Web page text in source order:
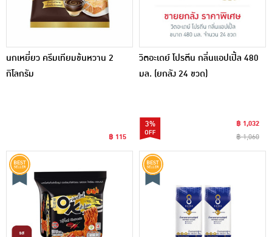
นกเหยี่ยว ครีมเทียมข้นหวาน 2
กิโลกรัม
฿ 115
วิตอะเดย์ โปรตีน กลิ่นแอปเปิ้ล 480
มล. (ยกลัง 24 ขวด)
3%
฿ 1,032
฿ 1,060